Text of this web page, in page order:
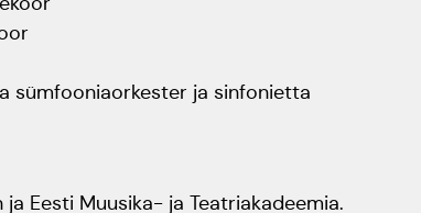
sümfooniaorkester ja sinfonietta
Eesti Muusika- ja Teatriakadeemia.